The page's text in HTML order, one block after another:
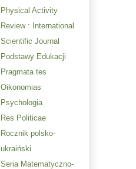
Physical Activity
Review : International
Scientific Journal
Podstawy Edukacji
Pragmata tes
Oikonomias
Psychologia
Res Politicae
Rocznik polsko-
ukraiński
Seria Matematyczno-